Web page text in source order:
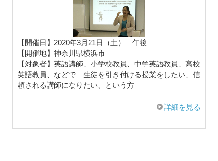
【開催日】2020年3月21日（土） 午後
【開催地】神奈川県横浜市
【対象者】英語講師、小学校教員、中学英語教員、高校
英語教員、などで 生徒を引き付ける授業をしたい、信
頼される講師になりたい、という方
詳細を見る
—